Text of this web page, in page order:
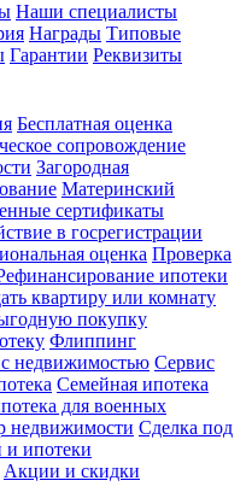
Наши специалисты
Награды Типовые
Гарантии Реквизиты
Бесплатная оценка
сопровождение
Загородная
Материнский
сертификаты
в госрегистрации
оценка Проверка
ипотеки
квартиру или комнату
покупку
Флиппинг
с недвижимостью Сервис
Семейная ипотека
для военных
недвижимости Сделка под
и ипотеки
Акции и скидки